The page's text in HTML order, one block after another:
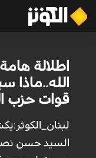
اطلالة
قوات حزب
السيد حسن نصر